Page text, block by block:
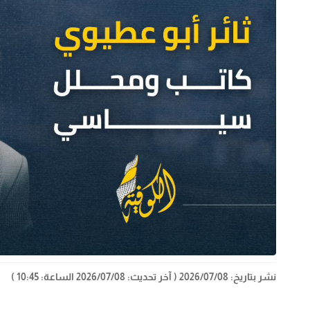
نشر بتاريخ: 2026/07/08 ( آخر تحديث: 2026/07/08 الساعة: 10:45 )